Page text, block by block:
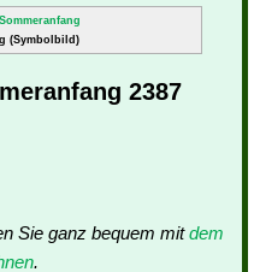
(Symbolbild)
2387
Sie ganz bequem mitdem
.